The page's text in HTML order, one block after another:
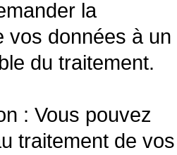
la
vos données à un
du traitement.
: Vous pouvez
traitement de vos